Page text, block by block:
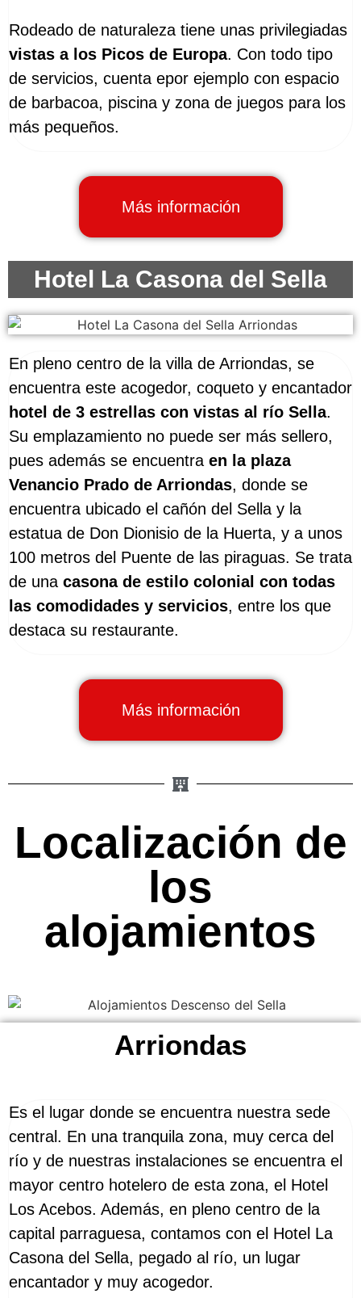
Rodeado de naturaleza tiene unas privilegiadas
vistas a los Picos de Europa. Con todo tipo
de servicios, cuenta epor ejemplo con espacio
de barbacoa, piscina y zona de juegos para los
más pequeños.
Más información
Hotel La Casona del Sella
En pleno centro de la villa de Arriondas, se
encuentra este acogedor, coqueto y encantador
hotel de 3 estrellas con vistas al río Sella.
Su emplazamiento no puede ser más sellero,
pues además se encuentra en la plaza
Venancio Prado de Arriondas, donde se
encuentra ubicado el cañón del Sella y la
estatua de Don Dionisio de la Huerta, y a unos
100 metros del Puente de las piraguas. Se trata
de una casona de estilo colonial con todas
las comodidades y servicios, entre los que
destaca su restaurante.
Más información
Localización de
los
alojamientos
Arriondas
Es el lugar donde se encuentra nuestra sede
central. En una tranquila zona, muy cerca del
río y de nuestras instalaciones se encuentra el
mayor centro hotelero de esta zona, el Hotel
Los Acebos. Además, en pleno centro de la
capital parraguesa, contamos con el Hotel La
Casona del Sella, pegado al río, un lugar
encantador y muy acogedor.